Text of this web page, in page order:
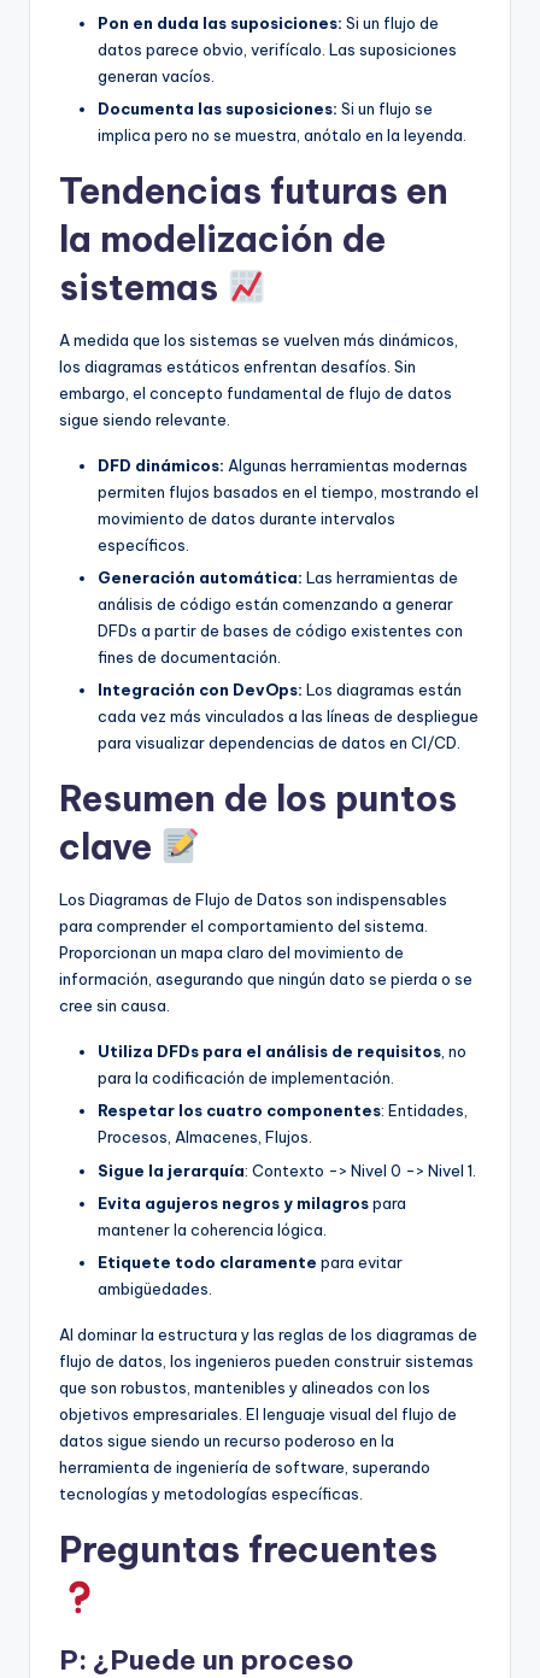
Pon en duda las suposiciones: Si un flujo de
datos parece obvio, verifícalo. Las suposiciones
generan vacíos.
Documenta las suposiciones: Si un flujo se
implica pero no se muestra, anótalo en la leyenda.
Tendencias futuras en
la modelización de
sistemas
A medida que los sistemas se vuelven más dinámicos,
los diagramas estáticos enfrentan desafíos. Sin
embargo, el concepto fundamental de flujo de datos
sigue siendo relevante.
DFD dinámicos: Algunas herramientas modernas
permiten flujos basados en el tiempo, mostrando el
movimiento de datos durante intervalos
específicos.
Generación automática: Las herramientas de
análisis de código están comenzando a generar
DFDs a partir de bases de código existentes con
fines de documentación.
Integración con DevOps: Los diagramas están
cada vez más vinculados a las líneas de despliegue
para visualizar dependencias de datos en CI/CD.
Resumen de los puntos
clave
Los Diagramas de Flujo de Datos son indispensables
para comprender el comportamiento del sistema.
Proporcionan un mapa claro del movimiento de
información, asegurando que ningún dato se pierda o se
cree sin causa.
Utiliza DFDs para el análisis de requisitos, no
para la codificación de implementación.
Respetar los cuatro componentes: Entidades,
Procesos, Almacenes, Flujos.
Sigue la jerarquía: Contexto -> Nivel 0 -> Nivel 1.
Evita agujeros negros y milagrospara
mantener la coherencia lógica.
Etiquete todo claramente para evitar
ambigüedades.
Al dominar la estructura y las reglas de los diagramas de
flujo de datos, los ingenieros pueden construir sistemas
que son robustos, mantenibles y alineados con los
objetivos empresariales. El lenguaje visual del flujo de
datos sigue siendo un recurso poderoso en la
herramienta de ingeniería de software, superando
tecnologías y metodologías específicas.
Preguntas frecuentes
P: ¿Puede un proceso